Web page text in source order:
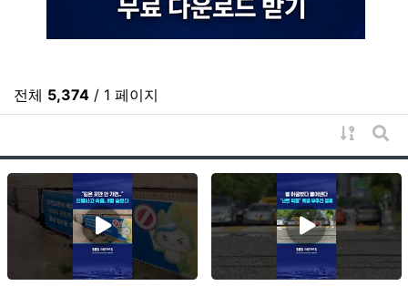
전체 5,374 / 1 페이지
게시물
게